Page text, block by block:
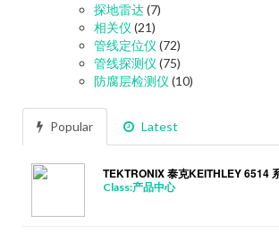
探地雷达(7)
相关仪 (21)
管线定位仪 (72)
管线探测仪 (75)
防腐层检测仪 (10)
Popular Latest
TEKTRONIX 泰克KEITHLEY 6514
Class:产品中心